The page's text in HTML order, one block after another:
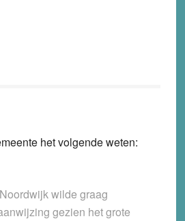
het volgende weten:
wilde graag
gezien het grote